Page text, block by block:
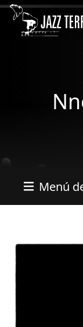
Vés al contingut
Menú
Imatges
Image